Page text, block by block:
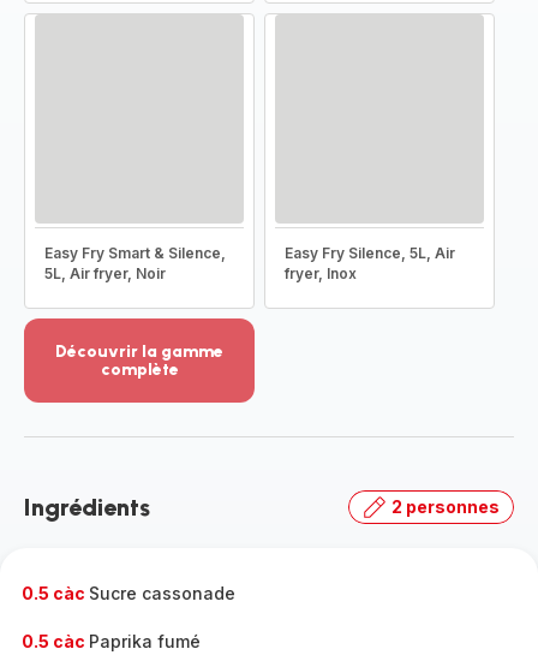
Easy Fry Smart & Silence,
5L, Air fryer, Noir
Easy Fry Silence, 5L, Air
fryer, Inox
Découvrir la gamme
complète
-
gamme
Ingrédients 2 personnes
0.5 càc Sucre cassonade
0.5 càc Paprika fumé